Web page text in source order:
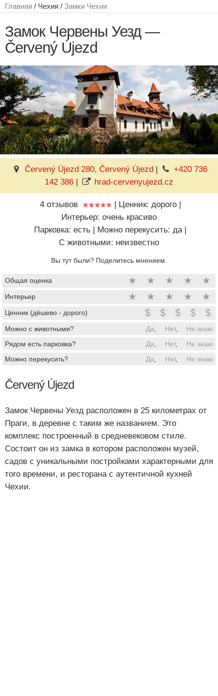
Главная / Чехия / Замки Чехии
Замок Червены Уезд —
Červený Újezd
Červený Újezd 280, Červený Újezd|
+420 736
142 386 | hrad-cervenyujezd.cz
4 отзывов | Ценник: дорого |
Интерьер: очень красиво
Парковка: есть | Можно перекусить: да |
C животными: неизвестно
Вы тут были? Поделитесь мнением.
Общая оценка ★ ★ ★ ★ ★
Интерьер ★ ★ ★ ★ ★
Ценник (дёшево - дорого) $ $ $ $ $
Можно с животными? Да Нет,
Не знаю
Рядом есть парковка?
Да Нет,
Не знаю
Можно перекусить?
Да Нет, Не знаю
Červený Újezd
Замок Червены Уезд расположен в 25 километрах от
Праги, в деревне с таким же названием. Это
комплекс построенный в средневековом стиле.
Состоит он из замка в котором расположен музей,
садов с уникальными постройками характерными для
того времени, и ресторана с аутентичной кухней
Чехии.